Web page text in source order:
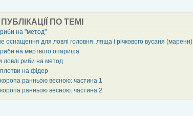
ПУБЛІКАЦІЇ ПО ТЕМІ
на "метод"
оснащення для ловлі головня, ляща і річкового вусаня (марени)
на мертвого опариша
ловлі риби на метод
на фідер
ранньою весною: частина 1
ранньою весною: частина 2